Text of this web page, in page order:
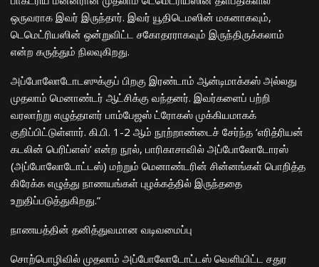
ஒருவராக இவர் இருந்தார். இவர் யூதிடெமஸின் மகனாகவும்,
டெமெட்ரியஸின் ஒன்றுவிட்ட சகோதரராகவும் இருந்திருக்கலாம்
என்ற கருத்தும் நிலவுகிறது.
​அப்போலோடோடஸுக்குப் பிறகு இரண்டாம் ஆன்டிமாக்கஸ் அல்லது
முதலாம் மெனாண்டர் ஆட்சிக்கு வந்தனர். இவர்களைப் பற்றி
வரலாற்று எழுத்தாளர் பாம்பேஜஸ் ட்ரோகஸ் முக்கியமாகக்
குறிப்பிட்டுள்ளார். கி.பி. 1-2 ஆம் நூற்றாண்டைச் சேர்ந்த ‘எரித்ரியன்
கடலின் பெரிப்ளஸ்’ என்ற நூல், பாரிகாசாவில் அப்போலோடோரஸ்
(அப்போலோடோட்டஸ்) மற்றும் மெனாண்டரின் சின்னங்கள் பொறித்த
கிரேக்க எழுத்து நாணயங்கள் புழக்கத்தில் இருந்ததை
உறுதிப்படுத்துகிறது.”
​நாணயத்தின் தனித்துவமான வடிவமைப்பு
​சொற்பொழிவில் முதலாம் அப்போலோடோட்டஸ் வெளியிட்ட சதுர